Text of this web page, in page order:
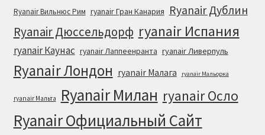
Ryanair Вильнюс Рим ryanair Гран Канария Ryanair Дублин
Ryanair Дюссельдорф ryanair Испания
ryanair Каунас ryanair Лаппеенранта ryanair Ливерпуль
Ryanair Лондон ryanair Малага ryanair Мальорка
ryanair Мальта Ryanair Милан ryanair Осло
Ryanair Официальный Cайт